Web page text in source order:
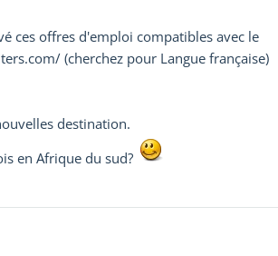
ces offres d'emploi compatibles avec le
(cherchez pour Langue française)
destination.
en Afrique du sud?